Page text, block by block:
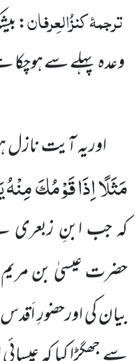
ترجمۂکنزُالعِرفان:
وعدہ پہلے سے ہوچکا
اوریہ آیت نازل
مَثَلًا اِذَا قَوْمُكَ
کہ جب ابنِ زبعری
حضرت عیسیٰ بن مریم
بیان کی اورحضورِ اَقدس